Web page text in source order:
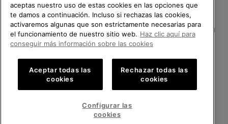
España
SOREL.Reservados todos los derechos.
Política de Privacidad Condiciones De Uso Terminos de Venta
Cookies Impressum Public CBCR
Servicio al cliente: Lu. - Vi. de 9:00 a 13:00 y de 14:00 a 18:00
TE DAMOS LA BIENVENIDA A
SOREL.
POR FAVOR, SELECCIONA TU
PAÍS.
Compras en línea disponibles
United States
aceptas nuestro uso de estas cookies en las opciones que
te damos a continuación. Incluso si rechazas las cookies,
activaremos algunas que son estrictamente necesarias para
el funcionamiento de nuestro sitio web. Haz clic aquí para
conseguir más información sobre las cookies
Aceptar todas las
cookies
Rechazar todas las
cookies
Configurar las
cookies